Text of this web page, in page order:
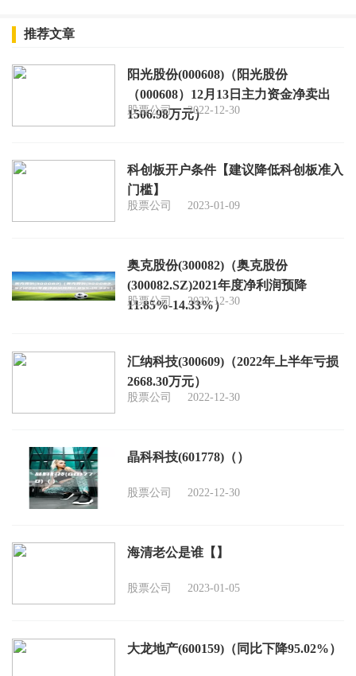
推荐文章
阳光股份(000608)（阳光股份
（000608）12月13日主力资金净卖出
1506.98万元）
股票公司 2022-12-30
科创板开户条件【建议降低科创板准入
门槛】
股票公司 2023-01-09
奥克股份(300082)（奥克股份
(300082.SZ)2021年度净利润预降
11.85%-14.33%）
股票公司 2022-12-30
汇纳科技(300609)（2022年上半年亏损
2668.30万元）
股票公司 2022-12-30
晶科科技(601778)（）
股票公司 2022-12-30
海清老公是谁【】
股票公司 2023-01-05
大龙地产(600159)（同比下降95.02%）